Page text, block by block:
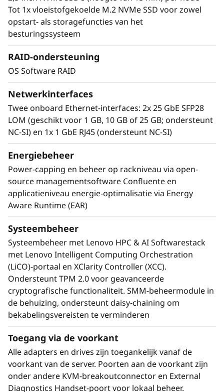
HPC-performantieverbeteringen, AI-training en
inferentie-workloads. Met
NVIDIA®CUDA
HPC-applicaties en elk belangrijk deep
learning-framework versnellen:
• Eindige elementen, zoals LS-DYNA en Simulia
Abaqus
• Vloeiende dynamiek, zoals OpenFOAM en
ANSYS Fluent
• Weer en klimaat, zoals WRF en ICON
Oplossingen die schalen
Lenovo ThinkSystem SD665-N V3 wordt
geleverd als een volledig geïntegreerde Lenovo
Scalable Infrastructure (LeSI)-oplossing, biedt
Tot 1x vloeistofgekoelde M.2 NVMe SSD voor zowel
opstart- als storagefuncties van het
besturingssysteem
RAID-ondersteuning
OS Software RAID
Netwerkinterfaces
Twee onboard Ethernet-interfaces: 2x 25 GbE SFP28
LOM (geschikt voor 1 GB, 10 GB of 25 GB; ondersteunt
NC-SI) en 1x 1 GbE RJ45 (ondersteunt NC-SI)
Energiebeheer
Power-capping en beheer op rackniveau via open-
source managementsoftware Confluente en
applicatieniveau energie-optimalisatie via Energy
Aware Runtime (EAR)
Systeembeheer
Systeembeheer met Lenovo HPC & AI Softwarestack
met Lenovo Intelligent Computing Orchestration
(LiCO)-portaal en XClarity Controller (XCC).
Ondersteunt TPM 2.0 voor geavanceerde
cryptografische functionaliteit. SMM-beheermodule in
de behuizing, ondersteunt daisy-chaining om
bekabelingsvereisten te verminderen
Toegang via de voorkant
Alle adapters en drives zijn toegankelijk vanaf de
voorkant van de server. Poorten aan de voorkant zijn
onder andere KVM-breakoutconnector en External
Diagnostics Handset-poort voor lokaal beheer.